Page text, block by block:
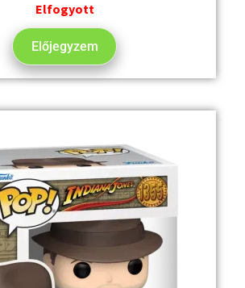
Elfogyott
Előjegyzem